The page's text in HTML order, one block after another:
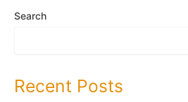
Search
Recent Posts